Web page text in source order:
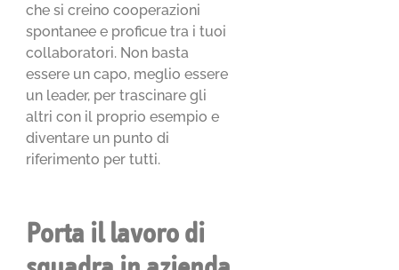
che si creino cooperazioni
spontanee e proficue tra i tuoi
collaboratori. Non basta
essere un capo, meglio essere
un leader, per trascinare gli
altri con il proprio esempio e
diventare un punto di
riferimento per tutti.
Porta il lavoro di